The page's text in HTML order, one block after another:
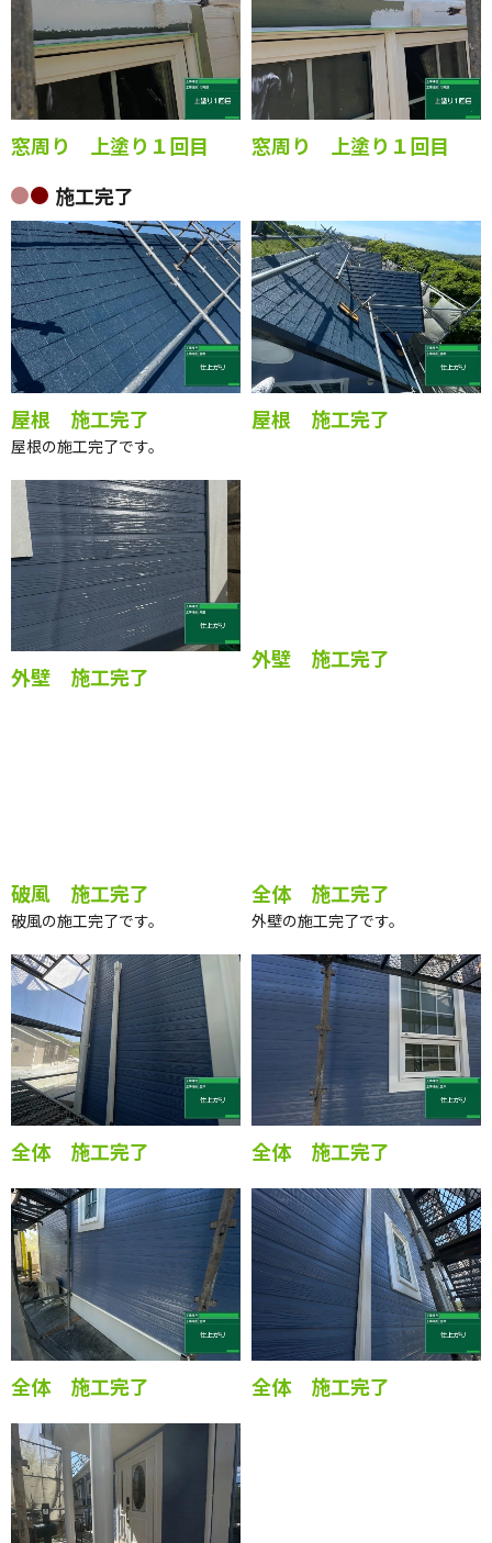
窓周り 上塗り１回目
窓周り 上塗り１回目
施工完了
屋根 施工完了
屋根の施工完了です。
破風 施工完了
破風の施工完了です。
全体 施工完了
外壁の施工完了です。
全体 施工完了 全体 施工完了
全体 施工完了